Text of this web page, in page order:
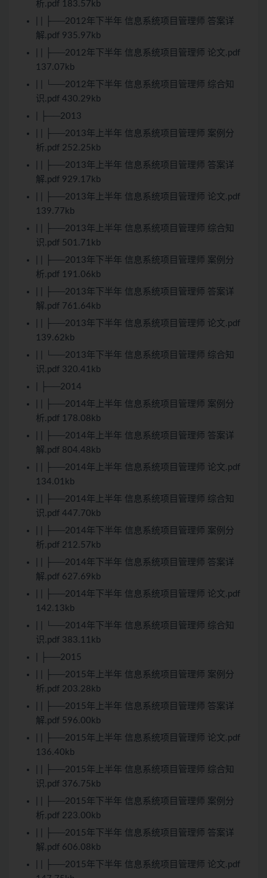
析.pdf 183.57kb
| | ├──2012年下半年 信息系统项目管理师 答案详
解.pdf 935.97kb
| | ├──2012年下半年 信息系统项目管理师 论文.pdf
137.07kb
| | └──2012年下半年 信息系统项目管理师 综合知
识.pdf 430.29kb
| ├──2013
| | ├──2013年上半年 信息系统项目管理师 案例分
析.pdf 252.25kb
| | ├──2013年上半年 信息系统项目管理师 答案详
解.pdf 929.17kb
| | ├──2013年上半年 信息系统项目管理师 论文.pdf
139.77kb
| | ├──2013年上半年 信息系统项目管理师 综合知
识.pdf 501.71kb
| | ├──2013年下半年 信息系统项目管理师 案例分
析.pdf 191.06kb
| | ├──2013年下半年 信息系统项目管理师 答案详
解.pdf 761.64kb
| | ├──2013年下半年 信息系统项目管理师 论文.pdf
139.62kb
| | └──2013年下半年 信息系统项目管理师 综合知
识.pdf 320.41kb
| ├──2014
| | ├──2014年上半年 信息系统项目管理师 案例分
析.pdf 178.08kb
| | ├──2014年上半年 信息系统项目管理师 答案详
解.pdf 804.48kb
| | ├──2014年上半年 信息系统项目管理师 论文.pdf
134.01kb
| | ├──2014年上半年 信息系统项目管理师 综合知
识.pdf 447.70kb
| | ├──2014年下半年 信息系统项目管理师 案例分
析.pdf 212.57kb
| | ├──2014年下半年 信息系统项目管理师 答案详
解.pdf 627.69kb
| | ├──2014年下半年 信息系统项目管理师 论文.pdf
142.13kb
| | └──2014年下半年 信息系统项目管理师 综合知
识.pdf 383.11kb
| ├──2015
| | ├──2015年上半年 信息系统项目管理师 案例分
析.pdf 203.28kb
| | ├──2015年上半年 信息系统项目管理师 答案详
解.pdf 596.00kb
| | ├──2015年上半年 信息系统项目管理师 论文.pdf
136.40kb
| | ├──2015年上半年 信息系统项目管理师 综合知
识.pdf 376.75kb
| | ├──2015年下半年 信息系统项目管理师 案例分
析.pdf 223.00kb
| | ├──2015年下半年 信息系统项目管理师 答案详
解.pdf 606.08kb
| | ├──2015年下半年 信息系统项目管理师 论文.pdf